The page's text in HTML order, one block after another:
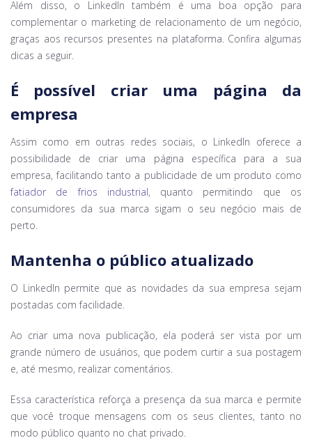
Além disso, o LinkedIn também é uma boa opção para
complementar o marketing de relacionamento de um negócio,
graças aos recursos presentes na plataforma. Confira algumas
dicas a seguir.
É possível criar uma página da
empresa
Assim como em outras redes sociais, o LinkedIn oferece a
possibilidade de criar uma página específica para a sua
empresa, facilitando tanto a publicidade de um produto como
fatiador de frios industrial, quanto permitindo que os
consumidores da sua marca sigam o seu negócio mais de
perto.
Mantenha o público atualizado
O LinkedIn permite que as novidades da sua empresa sejam
postadas com facilidade.
Ao criar uma nova publicação, ela poderá ser vista por um
grande número de usuários, que podem curtir a sua postagem
e, até mesmo, realizar comentários.
Essa característica reforça a presença da sua marca e permite
que você troque mensagens com os seus clientes, tanto no
modo público quanto no chat privado.